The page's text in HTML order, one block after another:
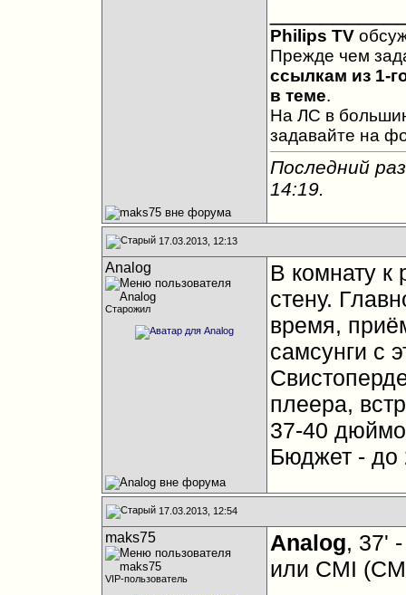
Philips TV
Прежде чем
ссылкам из 1-
в теме.
На ЛС в
задавайте на
Последний
14:19.
17.03.2013, 12:13
Analog
Старожил
В комнату к
стену.
время,
самсунги с
плеера,
37-40
Бюджет - до
17.03.2013, 12:54
maks75
VIP-пользователь
Analog, 37'
или CMI